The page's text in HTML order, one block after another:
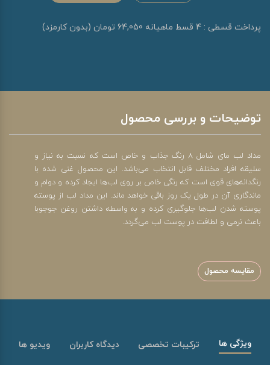
پرداخت قسطی : 4 قسط ماهیانه 64,050 تومان (بدون کارمزد)
توضیحات و بررسی محصول
مداد لب مای شامل 8 رنگ جذاب و خاص است که نسبت به نیاز و
سلیقه افراد مختلف قابل انتخاب می‌باشد. این محصول غنی شده با
رنگدانه‌های قوی است که رنگی خاص بر روی لب‌ها ایجاد کرده و دوام و
ماندگاری آن در طول یک روز باقی خواهد ماند. این مداد لب از پوسته
پوسته شدن لب‌ها جلوگیری کرده و به واسطه داشتن روغن جوجوبا
باعث نرمی و لطافت در پوست لب می‌گردد.
مقایسه محصول
ویژگی ها ترکیبات تخصصی دیدگاه کاربران ویدیو ها